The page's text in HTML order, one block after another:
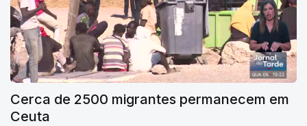
Cerca de 2500 migrantes permanecem em
Ceuta